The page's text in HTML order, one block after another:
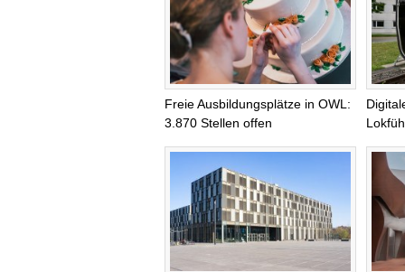
Freie Ausbildungsplätze in OWL:
3.870 Stellen offen